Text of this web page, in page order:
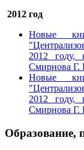
2012 год
Новые
2012 году,
Смирнова Г.
Новые
2012 году,
Смирнова Г.
Образование,